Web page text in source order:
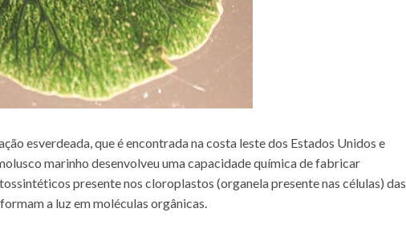
esverdeada, que é encontrada na costa leste dos Estados Unidos e
marinho desenvolveu uma capacidade química de fabricar
presente nos cloroplastos (organela presente nas células) das
a luz em moléculas orgânicas.